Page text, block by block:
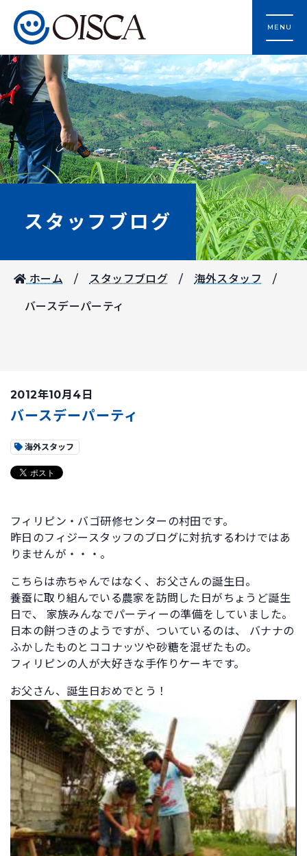
MENU
スタッフブログ
ホーム スタッフブログ 海外スタッフ
バースデーパーティ
2012年10月4日
バースデーパーティ
海外スタッフ
フィリピン・バゴ研修センターの村田です。
昨日のフィジースタッフのブログに対抗するわけではあ
りませんが・・・。
こちらは赤ちゃんではなく、お父さんの誕生日。
養蚕に取り組んでいる農家を訪問した日がちょうど誕生
日で、 家族みんなでパーティーの準備をしていました。
日本の餅つきのようですが、ついているのは、 バナナの
ふかしたものとココナッツや砂糖を混ぜたもの。
フィリピンの人が大好きな手作りケーキです。
お父さん、誕生日おめでとう！